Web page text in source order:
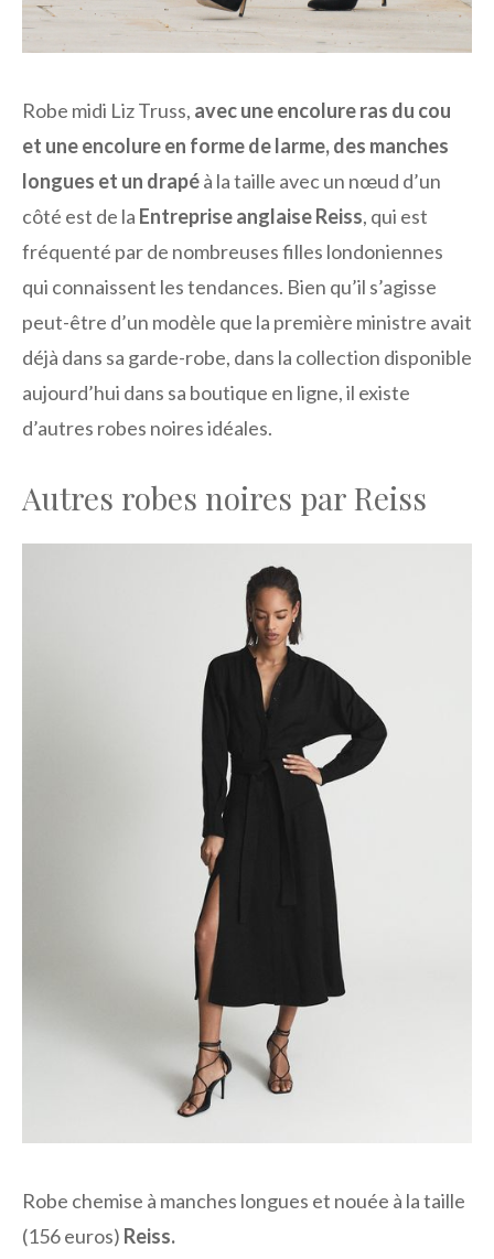
Robe midi Liz Truss, avec une encolure ras du cou
et une encolure en forme de larme, des manches
longues et un drapéà la taille avec un nœud d’un
côté est de la Entreprise anglaise Reiss, qui est
fréquenté par de nombreuses filles londoniennes
qui connaissent les tendances. Bien qu’il s’agisse
peut-être d’un modèle que la première ministre avait
déjà dans sa garde-robe, dans la collection disponible
aujourd’hui dans sa boutique en ligne, il existe
d’autres robes noires idéales.
Autres robes noires par Reiss
Robe chemise à manches longues et nouée à la taille
(156 euros) Reiss.